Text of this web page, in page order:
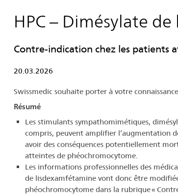
HPC – Dimésylate
Contre-indication chez les patients
20.03.2026
Swissmedic souhaite porter à votre
Résumé
Les stimulants sympathomimétiques,
compris, peuvent amplifier l’augmentation
avoir des conséquences potentiellement
atteintes de phéochromocytome.
Les informations professionnelles des
de lisdexamfétamine vont donc être
phéochromocytome dans la rubrique «